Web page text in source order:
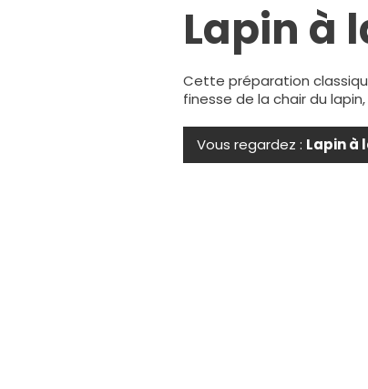
Lapin à
Cette préparation
finesse de la chair du
Vous regardez : Lapin à